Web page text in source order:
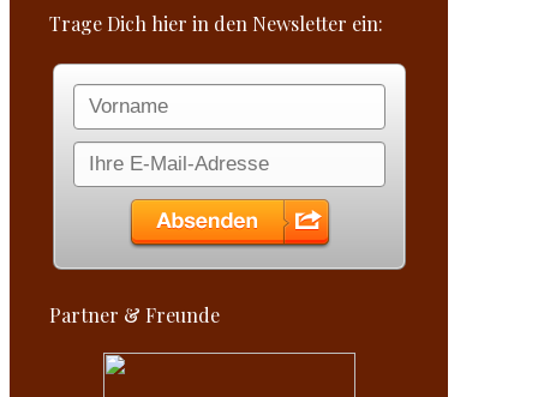
Trage Dich hier in den Newsletter ein:
Partner & Freunde